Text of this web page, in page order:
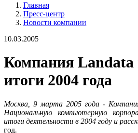
Главная
Пресс-центр
Новости компании
10.03.2005
Компания Landata
итоги 2004 года
Москва, 9 марта 2005 года -
Национальную компьютерную
итоги деятельности в 2004 году и
год.